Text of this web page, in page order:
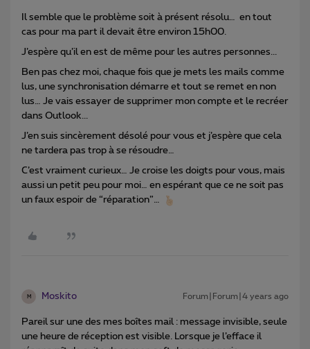
Il semble que le problème soit à présent résolu… en tout
cas pour ma part il devait être environ 15h00.
J’espère qu’il en est de même pour les autres personnes...
Ben pas chez moi, chaque fois que je mets les mails comme
lus, une synchronisation démarre et tout se remet en non
lus… Je vais essayer de supprimer mon compte et le recréer
dans Outlook...
J’en suis sincèrement désolé pour vous et j’espère que cela
ne tardera pas trop à se résoudre…
C’est vraiment curieux… Je croise les doigts pour vous, mais
aussi un petit peu pour moi… en espérant que ce ne soit pas
un faux espoir de “réparation”…
M Moskito Forum|Forum|4 years ago
Pareil sur une des mes boîtes mail : message invisible, seule
une heure de réception est visible. Lorsque je l’efface il